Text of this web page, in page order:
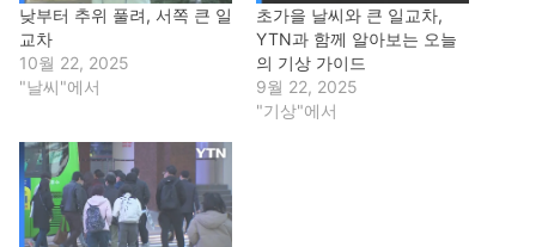
낮부터 추위 풀려, 서쪽 큰 일
교차
10월 22, 2025
"날씨"에서
초가을 날씨와 큰 일교차,
YTN과 함께 알아보는 오늘
의 기상 가이드
9월 22, 2025
"기상"에서